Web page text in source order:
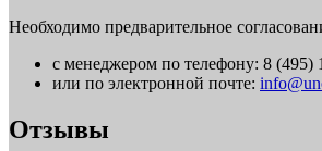
Необходимо предварительное
с менеджером по телефону: 8 (495)
или по электронной почте:
Отзывы